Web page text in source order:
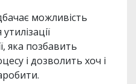
можливість
яка позбавить
і дозволить хоч і